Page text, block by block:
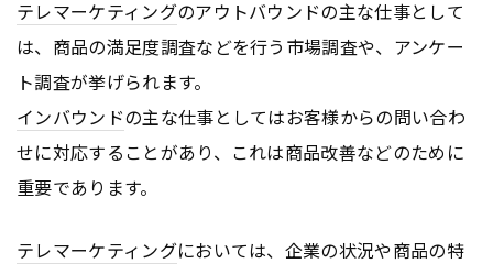
テレマーケティングのアウトバウンドの主な仕事として
は、商品の満足度調査などを行う市場調査や、アンケー
ト調査が挙げられます。
インバウンドの主な仕事としてはお客様からの問い合わ
せに対応することがあり、これは商品改善などのために
重要であります。
テレマーケティングにおいては、企業の状況や商品の特